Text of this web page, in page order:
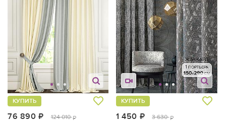
76 890 руб.
124 010
КУПИТЬ
1 450 руб.
3 630 руб.
КУПИТЬ